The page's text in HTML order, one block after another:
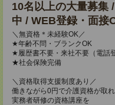
10名以上の大量募集
中 / WEB登録・面接
＼無資格＊未経験OK／
★年齢不問・ブランクOK
★履歴書不要・来社不要（電話
★社会保険完備
＼資格取得支援制度あり／
働きながら0円で介護資格が取れ
実務者研修の資格講座を